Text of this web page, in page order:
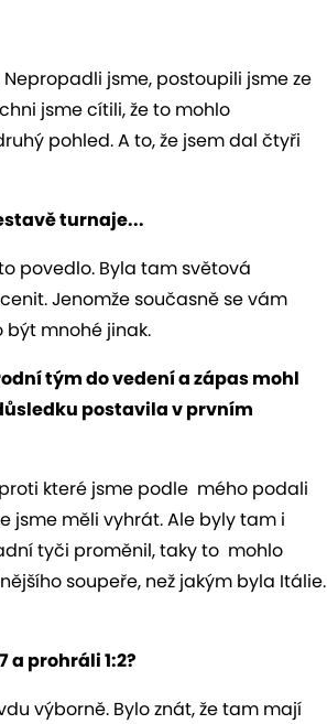
jsme, postoupili jsme ze
jsme cítili, že to mohlo
pohled. A to, že jsem dal čtyři
turnaje...
povedlo. Byla tam světová
Jenomže současně se vám
být mnohé jinak.
tým do vedení a zápas mohl
postavila v prvním
které jsme podle mého podali
jsme měli vyhrát. Ale byly tam i
tyči proměnil, taky to mohlo
soupeře, než jakým byla Itálie.
a prohráli 1:2?
výborně. Bylo znát, že tam mají